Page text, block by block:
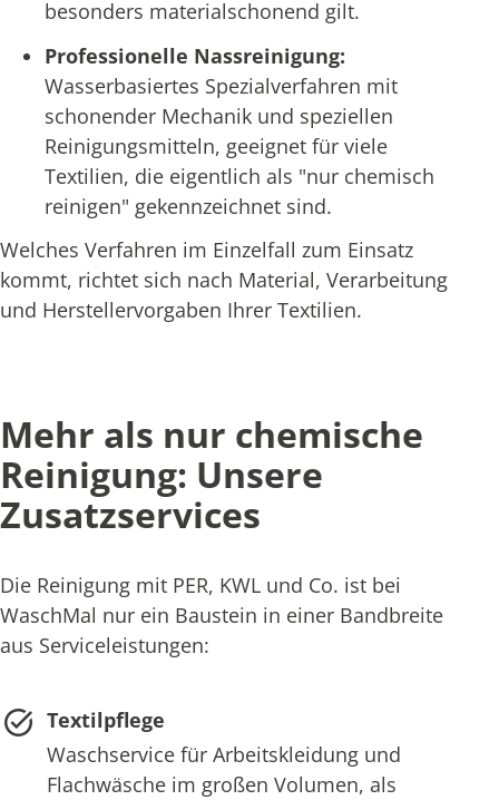
besonders materialschonend gilt.
Professionelle Nassreinigung:
Wasserbasiertes Spezialverfahren mit
schonender Mechanik und speziellen
Reinigungsmitteln, geeignet für viele
Textilien, die eigentlich als "nur chemisch
reinigen" gekennzeichnet sind.
Welches Verfahren im Einzelfall zum Einsatz
kommt, richtet sich nach Material, Verarbeitung
und Herstellervorgaben Ihrer Textilien.
Mehr als nur chemische
Reinigung: Unsere
Zusatzservices
Die Reinigung mit PER, KWL und Co. ist bei
WaschMal nur ein Baustein in einer Bandbreite
aus Serviceleistungen:
Textilpflege
Waschservice für Arbeitskleidung und
Flachwäsche im großen Volumen, als